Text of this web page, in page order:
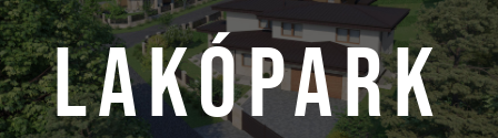
LAKÓPARK